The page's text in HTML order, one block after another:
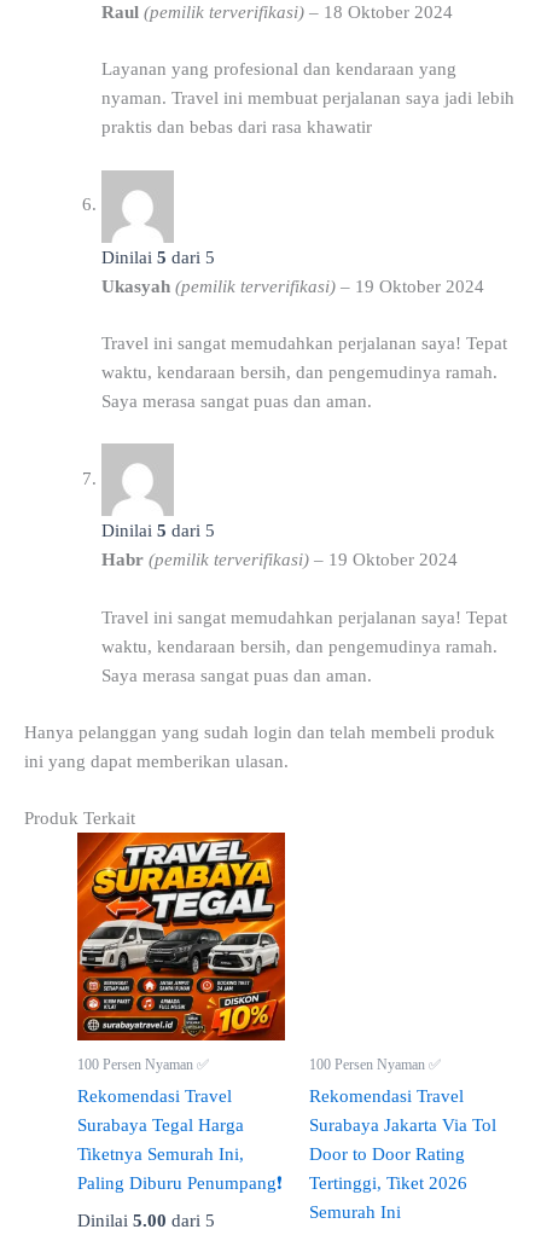
Raul (pemilik terverifikasi) – 18 Oktober 2024
Layanan yang profesional dan kendaraan yang
nyaman. Travel ini membuat perjalanan saya jadi lebih
praktis dan bebas dari rasa khawatir
Dinilai 5 dari 5
Ukasyah (pemilik terverifikasi) – 19 Oktober 2024
Travel ini sangat memudahkan perjalanan saya! Tepat
waktu, kendaraan bersih, dan pengemudinya ramah.
Saya merasa sangat puas dan aman.
Dinilai 5 dari 5
Habr (pemilik terverifikasi) – 19 Oktober 2024
Travel ini sangat memudahkan perjalanan saya! Tepat
waktu, kendaraan bersih, dan pengemudinya ramah.
Saya merasa sangat puas dan aman.
Hanya pelanggan yang sudah login dan telah membeli produk
ini yang dapat memberikan ulasan.
Produk Terkait
100 Persen Nyaman ✅
Rekomendasi Travel
Surabaya Tegal Harga
Tiketnya Semurah Ini,
Paling Diburu Penumpang❗
Dinilai 5.00 dari 5
100 Persen Nyaman ✅
Rekomendasi Travel
Surabaya Jakarta Via Tol
Door to Door Rating
Tertinggi, Tiket 2026
Semurah Ini